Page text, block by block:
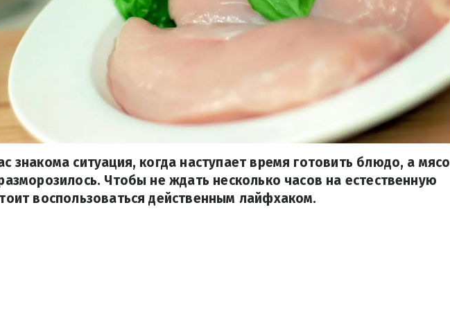
знакома ситуация, когда наступает время готовить блюдо, а мясо
Чтобы не ждать несколько часов на естественную
воспользоваться действенным лайфхаком.